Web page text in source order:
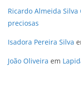
Ricardo Almeida Silva
preciosas
Isadora Pereira Silva
João Oliveira em